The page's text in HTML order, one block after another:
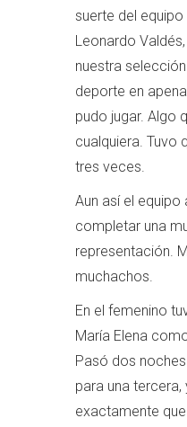
suerte del
Leonardo
nuestra
deporte en
pudo jugar. Algo
cualquiera. Tuvo
tres veces.
Aun así el
completar una
representación.
muchachos.
En el femenino
María Elena
Pasó dos
para una
exactamente